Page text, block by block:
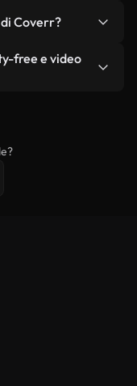
ridistribuiscano
include
puliti e pronti
Coverr?
o remixare i
il prodotto
free e video